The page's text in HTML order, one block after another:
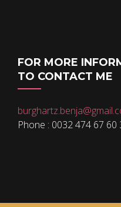
FOR MORE
TO CONTACT ME
Phone : 0032 474 67 60